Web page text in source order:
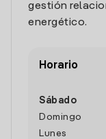
gestión
energético.
Horario
Sábado
Domingo
Lunes